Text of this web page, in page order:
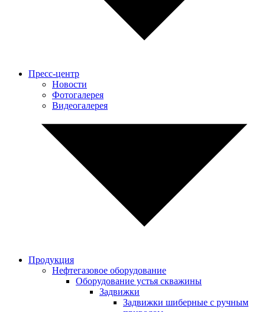
Пресс-центр
Новости
Фотогалерея
Видеогалерея
Продукция
Нефтегазовое оборудование
Оборудование устья скважины
Задвижки
Задвижки шиберные с ручным